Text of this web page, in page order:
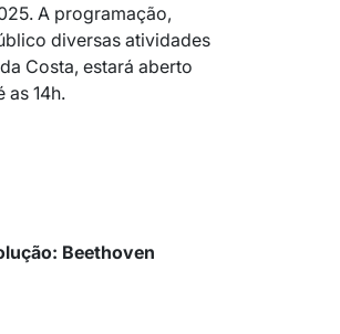
A programação,
diversas atividades
Costa, estará aberto
as 14h.
Beethoven